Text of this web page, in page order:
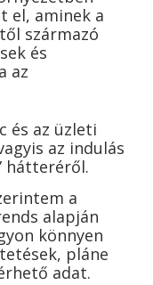
el, aminek a
származó
és
az
és az üzleti
az indulás
hátteréről.
a
alapján
könnyen
pláne
adat.